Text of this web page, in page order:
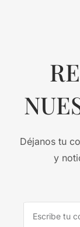
Déjanos tu
y